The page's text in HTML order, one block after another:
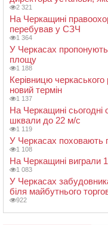
2 321
На Черкащині
перебував у СЗЧ
1 364
У Черкасах
площу
1 188
Керівницю черкаського
новий термін
1 137
На Черкащині сьогодні
шквали до 22 м/с
1 119
У Черкасах поховають
1 108
На Черкащині виграли
1 083
У Черкасах
біля майбутнього
922